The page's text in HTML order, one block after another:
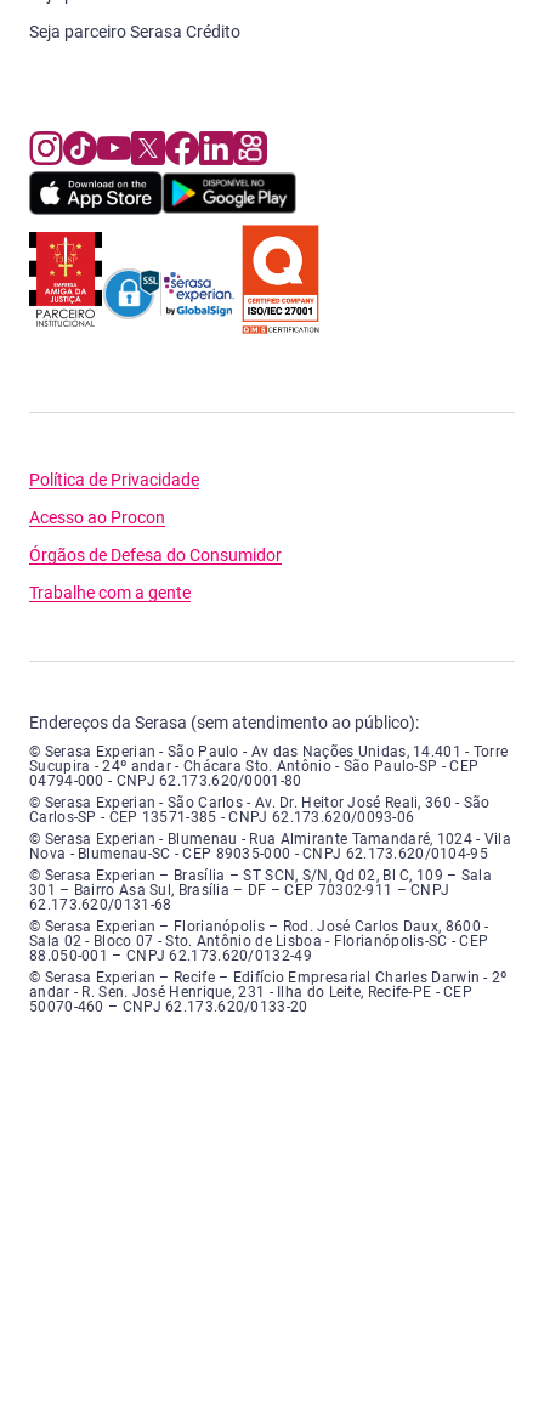
Seja parceiro Serasa Crédito
Política de Privacidade
Acesso ao Procon
Órgãos de Defesa do Consumidor
Trabalhe com a gente
Endereços da Serasa (sem atendimento ao público):
Serasa Experian - São Paulo - Endereço: Avenida das Nações Unidas,
© Serasa Experian - São Paulo - Av das Nações Unidas, 14.401 - Torre
Sucupira - 24º andar - Chácara Sto. Antônio - São Paulo-SP - CEP
04794-000 - CNPJ 62.173.620/0001-80
Serasa Experian - São Carlos - Endereço: Avenida Doutor Heitor José
© Serasa Experian - São Carlos - Av. Dr. Heitor José Reali, 360 - São
Carlos-SP - CEP 13571-385 - CNPJ 62.173.620/0093-06
Serasa Experian - Blumenau - Endereço: Rua Almirante Tamandaré,
© Serasa Experian - Blumenau - Rua Almirante Tamandaré, 1024 - Vila
Nova - Blumenau-SC - CEP 89035-000 - CNPJ 62.173.620/0104-95
Serasa Experian - Brasília, Endereço: Setor Comercial Norte, sem
© Serasa Experian – Brasília – ST SCN, S/N, Qd 02, Bl C, 109 – Sala
301 – Bairro Asa Sul, Brasília – DF – CEP 70302-911 – CNPJ
62.173.620/0131-68
Serasa Experian - Florianópolis, Endereço: Rodovia José Carlos, número
© Serasa Experian – Florianópolis – Rod. José Carlos Daux, 8600 -
Sala 02 - Bloco 07 - Sto. Antônio de Lisboa - Florianópolis-SC - CEP
88.050-001 – CNPJ 62.173.620/0132-49
Serasa Experian - Recife, Endereço: Edifício Empresarial Charles Darwin,
© Serasa Experian – Recife – Edifício Empresarial Charles Darwin - 2º
andar - R. Sen. José Henrique, 231 - Ilha do Leite, Recife-PE - CEP
50070-460 – CNPJ 62.173.620/0133-20